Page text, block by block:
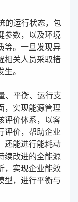
的运行状态，包
参数，以及环境
等。一旦发现异
相关人员采取措
。
、平衡、运行支
，实现能源管理
评价体系，以客
评价，帮助企业
还能进行能耗动
续改进的全能源
，实现企业能效
型，进行平衡与